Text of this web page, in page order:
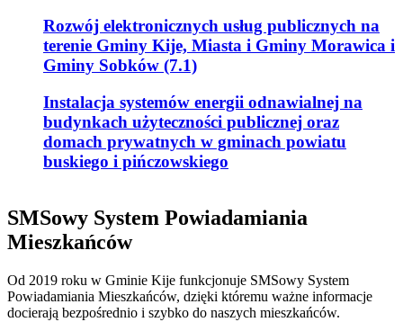
Rozwój elektronicznych usług publicznych na
terenie Gminy Kije, Miasta i Gminy Morawica i
Gminy Sobków (7.1)
Instalacja systemów energii odnawialnej na
budynkach użyteczności publicznej oraz
domach prywatnych w gminach powiatu
buskiego i pińczowskiego
SMSowy System Powiadamiania
Mieszkańców
Od 2019 roku w Gminie Kije funkcjonuje SMSowy System
Powiadamiania Mieszkańców, dzięki któremu ważne informacje
docierają bezpośrednio i szybko do naszych mieszkańców.